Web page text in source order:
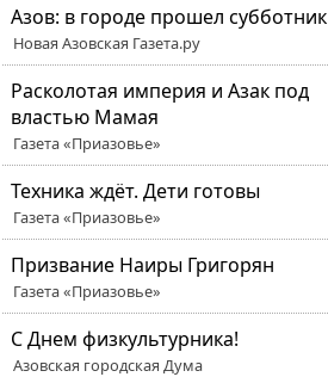
Азов: в городе прошел субботник
Новая Азовская Газета.ру
Расколотая империя и Азак под
властью Мамая
Газета «Приазовье»
Техника ждёт. Дети готовы
Газета «Приазовье»
Призвание Наиры Григорян
Газета «Приазовье»
C Днем физкультурника!
Азовская городская Дума